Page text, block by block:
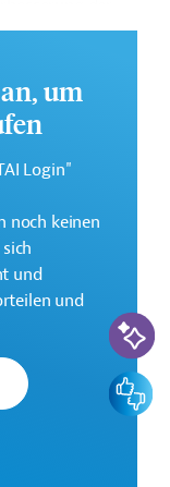
relevanten
um
Login"
noch keinen
und
und
KI-